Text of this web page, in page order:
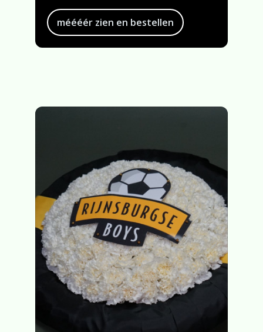
méééér zien en bestellen